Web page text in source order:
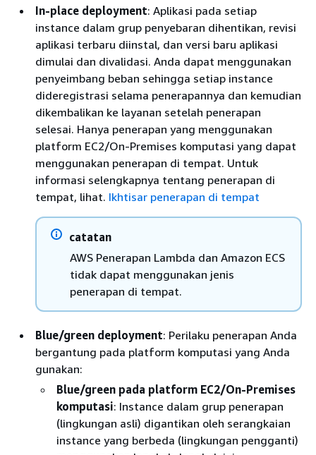
In-place deployment: Aplikasi pada setiap
instance dalam grup penyebaran dihentikan, revisi
aplikasi terbaru diinstal, dan versi baru aplikasi
dimulai dan divalidasi. Anda dapat menggunakan
penyeimbang beban sehingga setiap instance
dideregistrasi selama penerapannya dan kemudian
dikembalikan ke layanan setelah penerapan
selesai. Hanya penerapan yang menggunakan
platform EC2/On-Premises komputasi yang dapat
menggunakan penerapan di tempat. Untuk
informasi selengkapnya tentang penerapan di
tempat, lihat. Ikhtisar penerapan di tempat
catatan
AWS Penerapan Lambda dan Amazon ECS
tidak dapat menggunakan jenis
penerapan di tempat.
Blue/green deployment: Perilaku penerapan Anda
bergantung pada platform komputasi yang Anda
gunakan:
Blue/green pada platform EC2/On-Premises
komputasi: Instance dalam grup penerapan
(lingkungan asli) digantikan oleh serangkaian
instance yang berbeda (lingkungan pengganti)